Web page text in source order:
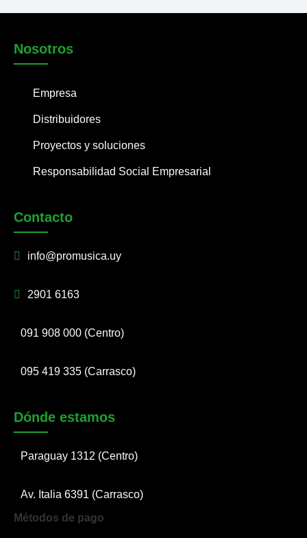
Nosotros
Empresa
Distribuidores
Proyectos y soluciones
Responsabilidad Social Empresarial
Contacto
info@promusica.uy
2901 6163
091 908 000 (Centro)
095 419 335 (Carrasco)
Dónde estamos
Paraguay 1312 (Centro)
Av. Italia 6391 (Carrasco)
Métodos de pago